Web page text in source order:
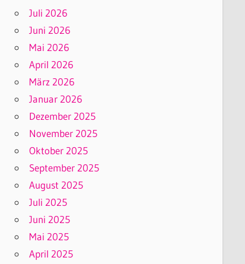
Juli 2026
Juni 2026
Mai 2026
April 2026
März 2026
Januar 2026
Dezember 2025
November 2025
Oktober 2025
September 2025
August 2025
Juli 2025
Juni 2025
Mai 2025
April 2025